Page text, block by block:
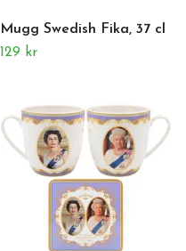
Mugg Swedish Fika, 37 cl
129 kr